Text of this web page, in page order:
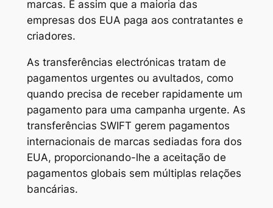
marcas. É assim que a maioria das
empresas dos EUA paga aos contratantes e
criadores.
As transferências electrónicas tratam de
pagamentos urgentes ou avultados, como
quando precisa de receber rapidamente um
pagamento para uma campanha urgente. As
transferências SWIFT gerem pagamentos
internacionais de marcas sediadas fora dos
EUA, proporcionando-lhe a aceitação de
pagamentos globais sem múltiplas relações
bancárias.